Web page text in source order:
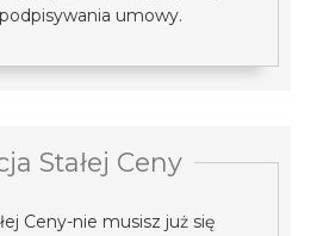
umowy.
Stałej Ceny
Ceny-nie musisz już się